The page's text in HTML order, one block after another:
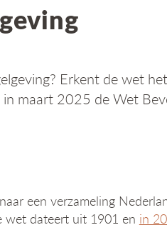
Erkent de wet
maart 2025 de Wet
een verzameling
wet dateert uit 1901 en in